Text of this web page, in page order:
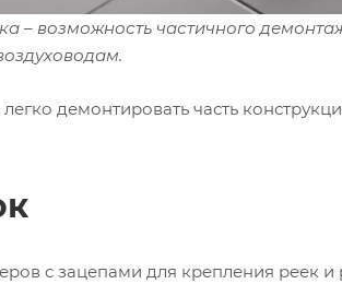
– возможность частичного
демонтировать часть
с зацепами для крепления реек и